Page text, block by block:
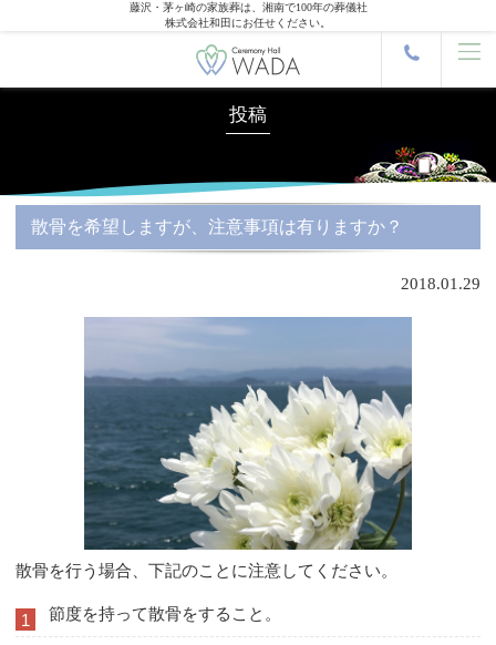
藤沢・茅ヶ崎の家族葬は、湘南で100年の葬儀社
株式会社和田にお任せください。
投稿
散骨を希望しますが、注意事項は有りますか？
2018.01.29
散骨を行う場合、下記のことに注意してください。
1 節度を持って散骨をすること。